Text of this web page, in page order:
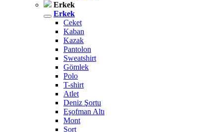
Erkek
Erkek
Ceket
Kaban
Kazak
Pantolon
Sweatshirt
Gömlek
Polo
T-shirt
Atlet
Deniz Şortu
Eşofman Altı
Mont
Şort